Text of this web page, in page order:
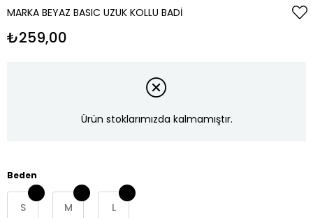
MARKA BEYAZ BASIC UZUK KOLLU BADI
₺259,00
Ürün stoklarımızda kalmamıştır.
Beden
S M L